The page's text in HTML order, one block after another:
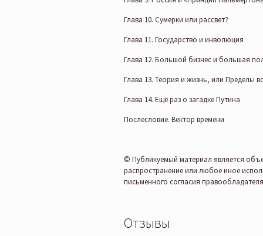
Глава 10. Сумерки или рассвет?
Глава 11. Государство и инволюция
Глава 12. Большой бизнес и большая
Глава 13. Теория и жизнь, или Пределы
Глава 14. Ещё раз о загадке Путина
Послесловие. Вектор времени
© Публикуемый материал является
распространение или любое иное
письменного согласия
Отзывы